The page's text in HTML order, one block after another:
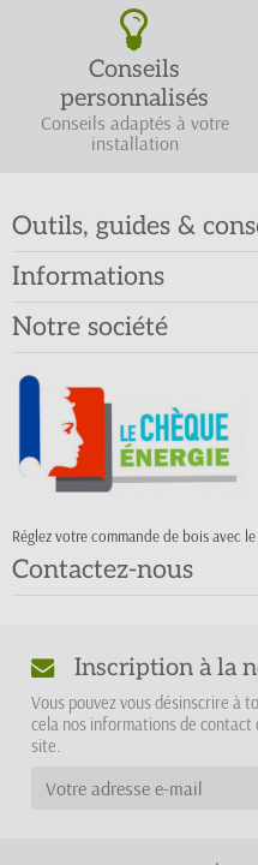
Conseils
personnalisés
Conseils adaptés à votre
installation
Outils, guides &
Informations
Notre société
Réglez votre commande de bois avec
Contactez-nous
Inscription à la
Vous pouvez vous désinscrire à
cela nos informations de
site.